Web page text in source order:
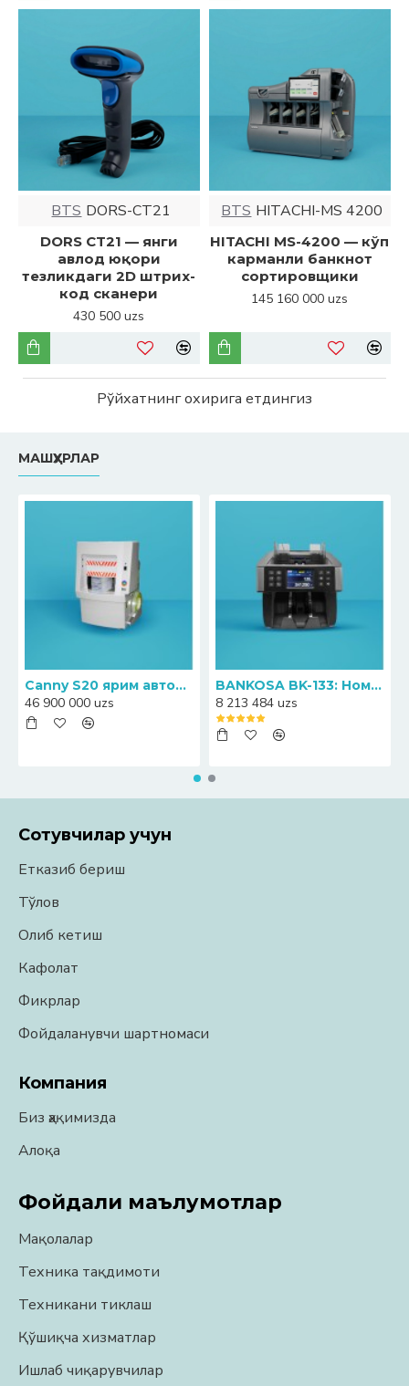
BTS DORS-CT21
DORS CT21 — янги
авлод юқори
тезликдаги 2D штрих-
код сканери
430 500 uzs
BTS HITACHI-MS 4200
HITACHI MS-4200 — кўп
карманли банкнот
сортировщики
145 160 000 uzs
Рўйхатнинг охирига етдингиз
МАШҲУРЛАР
Canny S20 ярим автоматик банкноталарни прессловчи-қадоқловчи машинаси
46 900 000 uzs
BANKOSA BK-133: Номинални аниқлаш функциясига эга ҳамёнбоп пул санагич
8 213 484 uzs
Сотувчилар учун
Етказиб бериш
Тўлов
Олиб кетиш
Кафолат
Фикрлар
Фойдаланувчи шартномаси
Компания
Биз ҳақимизда
Алоқа
Фойдали маълумотлар
Мақолалар
Техника тақдимоти
Техникани тиклаш
Қўшиқча хизматлар
Ишлаб чиқарувчилар